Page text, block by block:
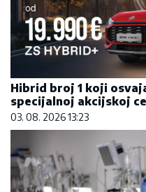
Hibrid broj 1 koji
specijalnoj akcijskoj
03. 08. 2026 13:23